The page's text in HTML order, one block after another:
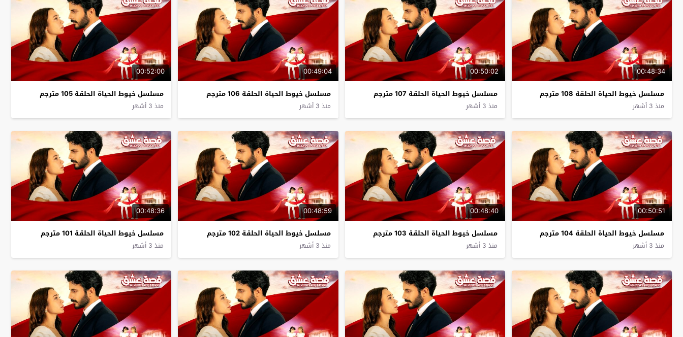
00:48:34
مسلسل خيوط الحياة الحلقة 108 مترجم
منذ 3 أشهر
00:50:02
مسلسل خيوط الحياة الحلقة 107 مترجم
منذ 3 أشهر
00:49:04
مسلسل خيوط الحياة الحلقة 106 مترجم
منذ 3 أشهر
00:52:00
مسلسل خيوط الحياة الحلقة 105 مترجم
منذ 3 أشهر
00:50:51
مسلسل خيوط الحياة الحلقة 104 مترجم
منذ 3 أشهر
00:48:40
مسلسل خيوط الحياة الحلقة 103 مترجم
منذ 3 أشهر
00:48:59
مسلسل خيوط الحياة الحلقة 102 مترجم
منذ 3 أشهر
00:48:36
مسلسل خيوط الحياة الحلقة 101 مترجم
منذ 3 أشهر